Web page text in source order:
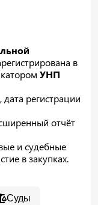
в
УНП
, дата регистрации
отчёт
и судебные
в закупках.
Суды